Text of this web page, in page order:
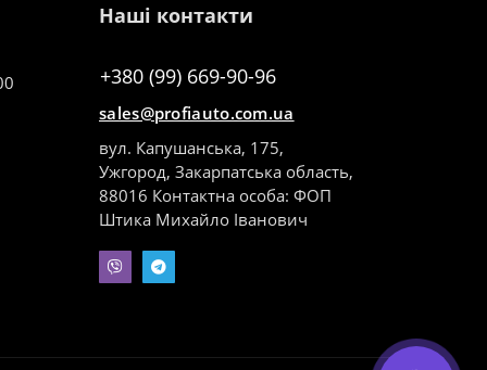
Наші контакти
+380 (99) 669-90-96
sales@profiauto.com.ua
вул. Капушанська, 175,
Ужгород, Закарпатська область,
88016 Контактна особа: ФОП
Штика Михайло Іванович